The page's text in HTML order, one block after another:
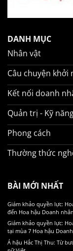
DANH MỤC
Nhân vật
Câu chuyện khởi
Kết nối doanh
Quản trị - Kỹ
Phong cách
Thường thức
BÀI MỚI NHẤT
Giám khảo quyền lực:
đến Hoa hậu Doanh
Giám khảo quyền lực:
tại mùa 7 Hoa hậu
Á hậu Hắc Thị Thu: Từ